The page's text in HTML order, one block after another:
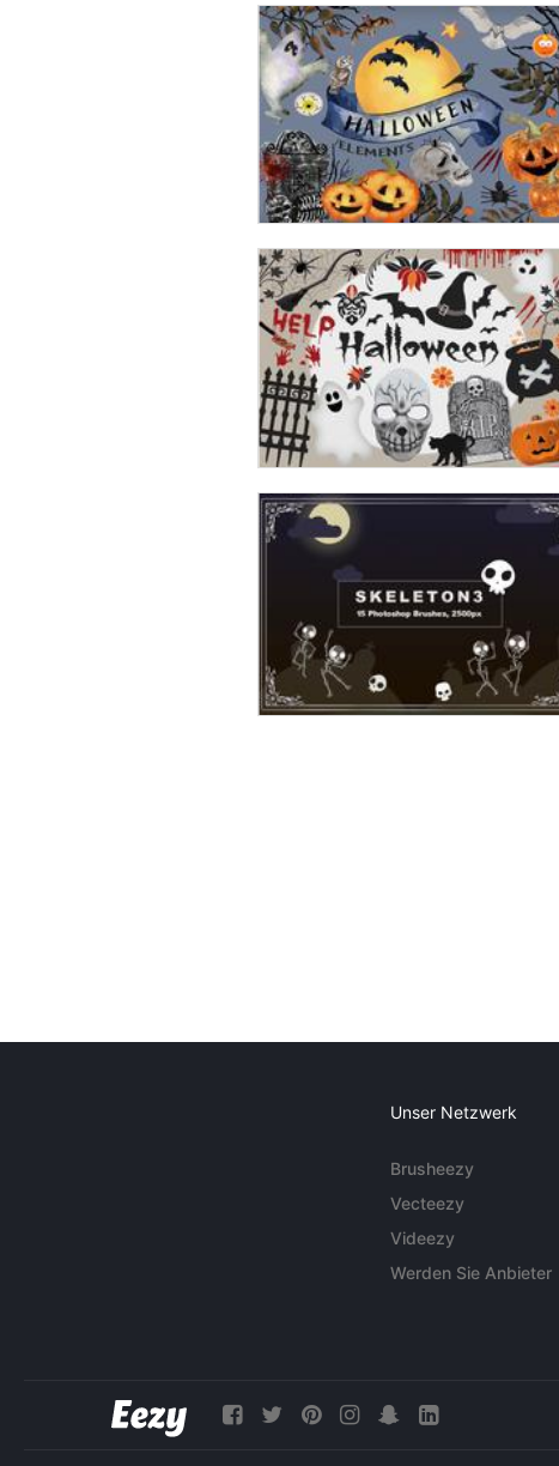
Unser Netzwerk
Brusheezy
Vecteezy
Videezy
Werden Sie Anbieter